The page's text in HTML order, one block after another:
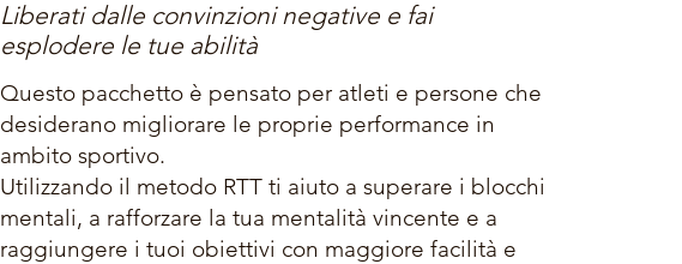
Liberati dalle convinzioni negative e fai
esplodere le tue abilità
Questo pacchetto è pensato per atleti e persone che
desiderano migliorare le proprie performance in
ambito sportivo.
Utilizzando il metodo RTT ti aiuto a superare i blocchi
mentali, a rafforzare la tua mentalità vincente e a
raggiungere i tuoi obiettivi con maggiore facilità e